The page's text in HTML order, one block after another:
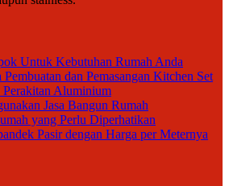
Untuk Kebutuhan Rumah Anda
dan Pemasangan Kitchen Set
Perakitan Aluminium
Jasa Bangun Rumah
yang Perlu Diperhatikan
Pasir dengan Harga per Meternya